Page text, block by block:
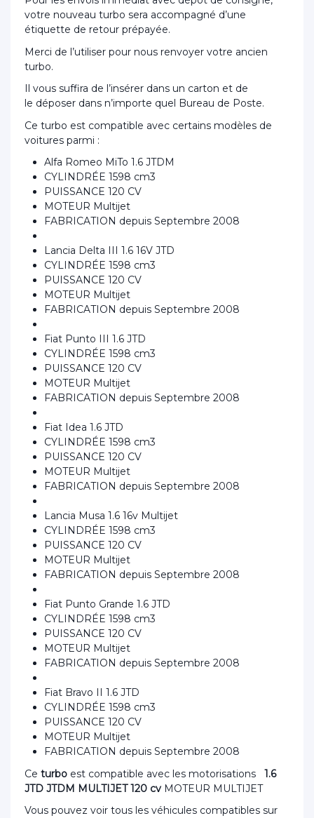
votre nouveau turbo sera accompagné d’une
étiquette de retour prépayée.
Merci de l’utiliser pour nous renvoyer votre ancien
turbo.
Il vous suffira de l’insérer dans un carton et de
le déposer dans n’importe quel Bureau de Poste.
Ce turbo est compatible avec certains modèles de
voitures parmi :
Alfa Romeo MiTo 1.6 JTDM
CYLINDRÉE 1598 cm3
PUISSANCE 120 CV
MOTEUR Multijet
FABRICATION depuis Septembre 2008
Lancia Delta III 1.6 16V JTD
CYLINDRÉE 1598 cm3
PUISSANCE 120 CV
MOTEUR Multijet
FABRICATION depuis Septembre 2008
Fiat Punto III 1.6 JTD
CYLINDRÉE 1598 cm3
PUISSANCE 120 CV
MOTEUR Multijet
FABRICATION depuis Septembre 2008
Fiat Idea 1.6 JTD
CYLINDRÉE 1598 cm3
PUISSANCE 120 CV
MOTEUR Multijet
FABRICATION depuis Septembre 2008
Lancia Musa 1.6 16v Multijet
CYLINDRÉE 1598 cm3
PUISSANCE 120 CV
MOTEUR Multijet
FABRICATION depuis Septembre 2008
Fiat Punto Grande 1.6 JTD
CYLINDRÉE 1598 cm3
PUISSANCE 120 CV
MOTEUR Multijet
FABRICATION depuis Septembre 2008
Fiat Bravo II 1.6 JTD
CYLINDRÉE 1598 cm3
PUISSANCE 120 CV
MOTEUR Multijet
FABRICATION depuis Septembre 2008
Ce turbo est compatible avec les motorisations 1.6
JTD JTDM MULTIJET 120 cv MOTEUR MULTIJET
Vous pouvez voir tous les véhicules compatibles sur